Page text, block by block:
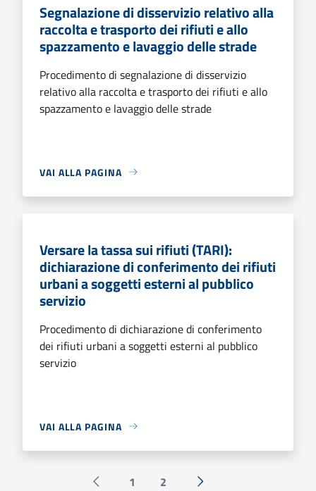
Segnalazione di disservizio relativo alla
raccolta e trasporto dei rifiuti e allo
spazzamento e lavaggio delle strade
Procedimento di segnalazione di disservizio
relativo alla raccolta e trasporto dei rifiuti e allo
spazzamento e lavaggio delle strade
VAI ALLA PAGINA
Versare la tassa sui rifiuti (TARI):
dichiarazione di conferimento dei rifiuti
urbani a soggetti esterni al pubblico
servizio
Procedimento di dichiarazione di conferimento
dei rifiuti urbani a soggetti esterni al pubblico
servizio
VAI ALLA PAGINA
1 2